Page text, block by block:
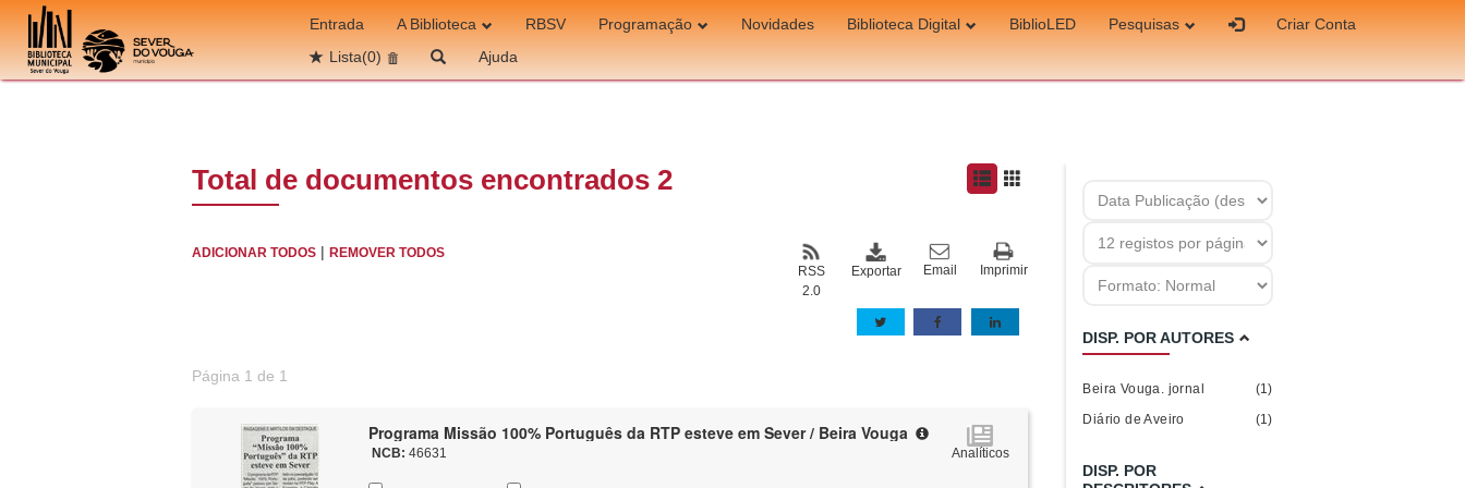
Ir para o conteúdo
Entrada A Biblioteca RBSV Programação Novidades Biblioteca Digital BiblioLED Pesquisas
Criar Conta
Lista(0) Ajuda
Total de documentos encontrados 2
ADICIONAR TODOS |REMOVER TODOS
Imprimir
Email
Exportar
RSS
2.0
Página 1 de 1
Programa Missão 100% Português da RTP esteve em Sever / Beira Vouga
NCB:46631 Analíticos
DISP. POR AUTORES
Beira Vouga. jornal
(1)
Diário de Aveiro
(1)
DISP. POR